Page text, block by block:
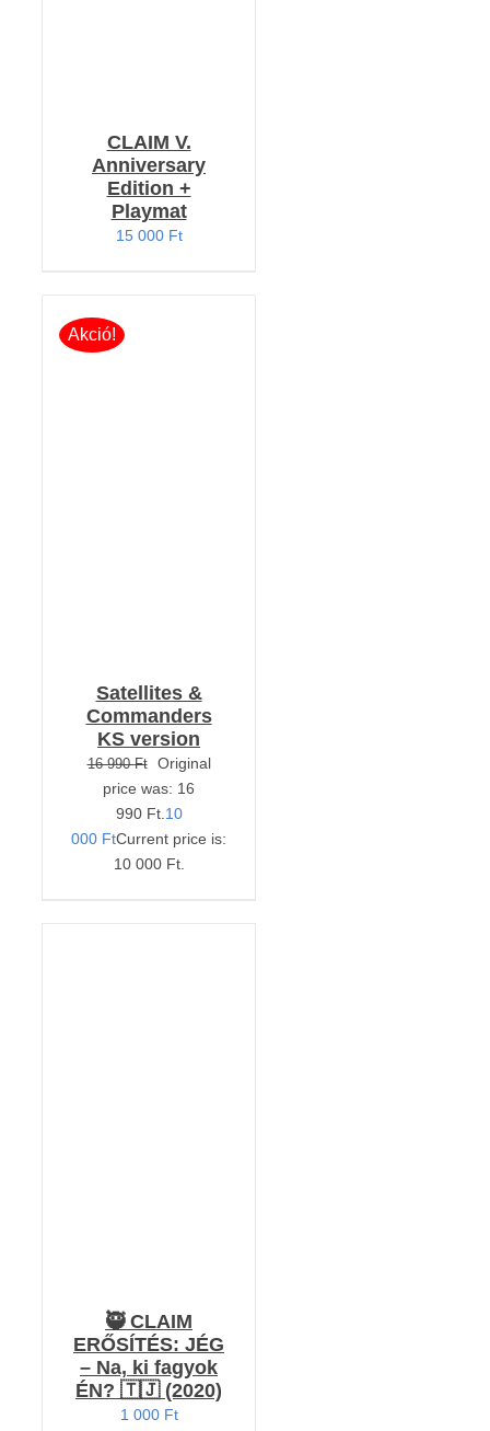
CLAIM V.
Anniversary
Edition +
Playmat
15 000 Ft
Akció!
Satellites &
Commanders
KS version
16 990Ft
Original
price was: 16
990 Ft. 10
000 FtCurrent price is:
10 000 Ft.
🥷 CLAIM
ERŐSÍTÉS: JÉG
– Na, ki fagyok
ÉN? 🇹🇯 (2020)
1 000 Ft